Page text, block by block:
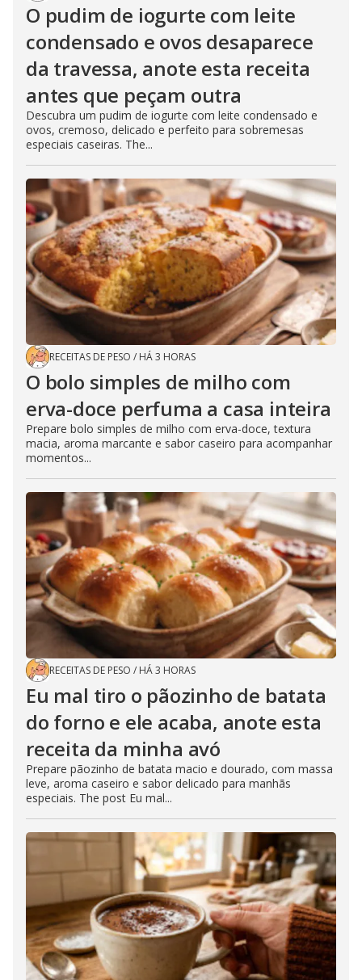
O pudim de iogurte com leite
condensado e ovos desaparece
da travessa, anote esta receita
antes que peçam outra
Descubra um pudim de iogurte com leite condensado e
ovos, cremoso, delicado e perfeito para sobremesas
especiais caseiras. The...
RECEITAS DE PESO / HÁ 3 HORAS
O bolo simples de milho com
erva-doce perfuma a casa inteira
Prepare bolo simples de milho com erva-doce, textura
macia, aroma marcante e sabor caseiro para acompanhar
momentos...
RECEITAS DE PESO / HÁ 3 HORAS
Eu mal tiro o pãozinho de batata
do forno e ele acaba, anote esta
receita da minha avó
Prepare pãozinho de batata macio e dourado, com massa
leve, aroma caseiro e sabor delicado para manhãs
especiais. The post Eu mal...